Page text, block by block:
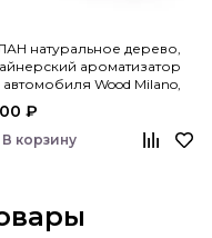
натуральное дерево,
ароматизатор
автомобиля Wood Milano,
₽
В корзину